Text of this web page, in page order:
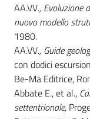
AA.VV., Evoluzione
nuovo modello
1980.
AA.VV., Guide
con dodici
Be-Ma Editrice,
Abbate E., et al.,
settentrionale,